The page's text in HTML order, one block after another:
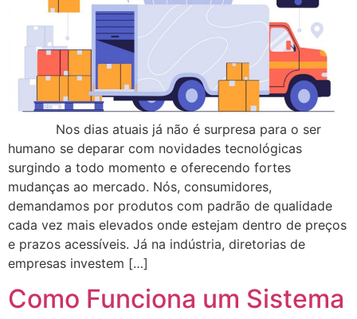
Nos dias atuais já não é surpresa para o ser
humano se deparar com novidades tecnológicas
surgindo a todo momento e oferecendo fortes
mudanças ao mercado. Nós, consumidores,
demandamos por produtos com padrão de qualidade
cada vez mais elevados onde estejam dentro de preços
e prazos acessíveis. Já na indústria, diretorias de
empresas investem […]
Como Funciona um Sistema